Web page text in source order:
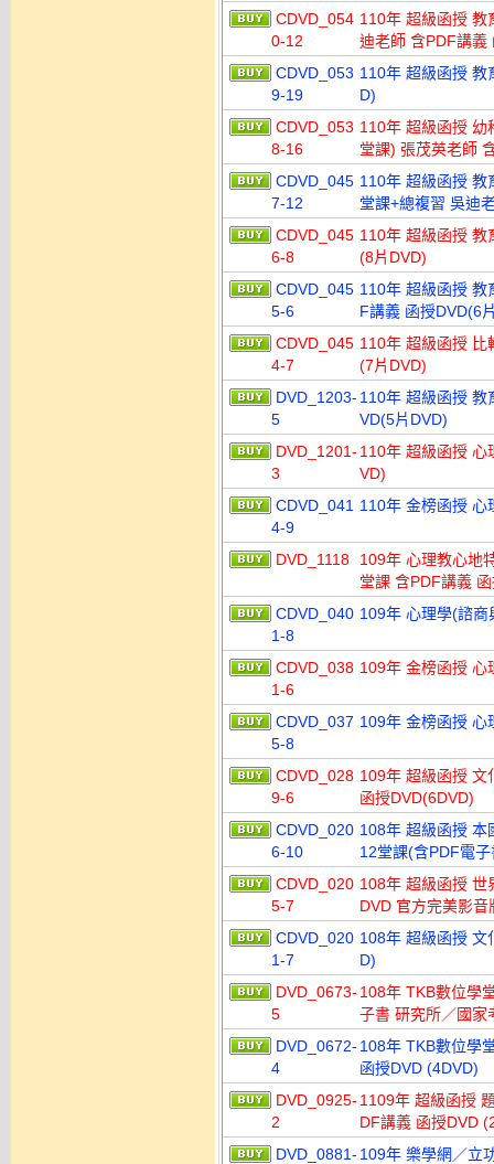
CDVD_054
0-12
110年 超級函授 教
迪老師 含PDF講義
CDVD_053
9-19
110年 超級函授 教
D)
CDVD_053
8-16
110年 超級函授 幼
堂課) 張茂英老師
CDVD_045
7-12
110年 超級函授 教
堂課+總複習 吳迪
CDVD_045
6-8
110年 超級函授 教
(8片DVD)
CDVD_045
5-6
110年 超級函授 教
F講義 函授DVD(6
CDVD_045
4-7
110年 超級函授 比
(7片DVD)
DVD_1203-
5
110年 超級函授 教
VD(5片DVD)
DVD_1201-
3
110年 超級函授 心
VD)
CDVD_041
4-9
110年 金榜函授 心
DVD_1118
109年 心理教心地
堂課 含PDF講義
CDVD_040
1-8
109年 心理學(諮
CDVD_038
1-6
109年 金榜函授 心
CDVD_037
5-8
109年 金榜函授 心
CDVD_028
9-6
109年 超級函授 文
函授DVD(6DVD)
CDVD_020
6-10
108年 超級函授 本
12堂課(含PDF電
CDVD_020
5-7
108年 超級函授 世
DVD 官方完美影音
CDVD_020
1-7
108年 超級函授 文
D)
DVD_0673-
5
108年 TKB數位學
子書 研究所／國家
DVD_0672-
4
108年 TKB數位學
函授DVD (4DVD)
DVD_0925-
2
1109年 超級函授
DF講義 函授DVD
DVD_0881- 109年 樂學網／立